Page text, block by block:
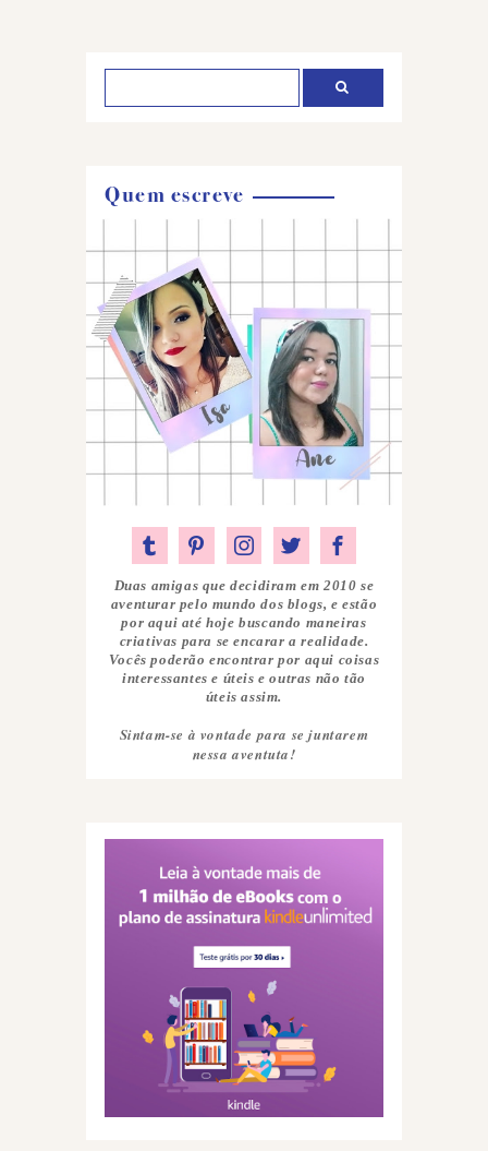
Quem escreve
Duas amigas que decidiram em 2010 se
aventurar pelo mundo dos blogs, e estão
por aqui até hoje buscando maneiras
criativas para se encarar a realidade.
Vocês poderão encontrar por aqui coisas
interessantes e úteis e outras não tão
úteis assim.
Sintam-se à vontade para se juntarem
nessa aventuta!